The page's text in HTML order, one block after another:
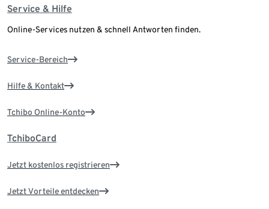
Service & Hilfe
Online-Services nutzen & schnell Antworten finden.
Service-Bereich
Hilfe & Kontakt
Tchibo Online-Konto
TchiboCard
Jetzt kostenlos registrieren
Jetzt Vorteile entdecken